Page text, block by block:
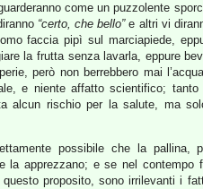
come un puzzolente
“certo, che bello”e altri vi
faccia pipì sul marciapiede,
la frutta senza lavarla, eppure
però non berrebbero mai
e niente affatto scientifico;
alcun rischio per la salute, ma
possibile che la pallina,
la apprezzano; e se nel
proposito, sono irrilevanti i